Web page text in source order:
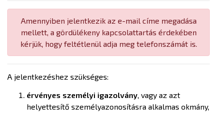
Amennyiben jelentkezik az e-mail címe megadása
mellett, a gördülékeny kapcsolattartás érdekében
kérjük, hogy feltétlenül adja meg telefonszámát is.
A jelentkezéshez szükséges:
érvényes személyi igazolvány, vagy az azt
helyettesítő személyazonosításra alkalmas okmány,